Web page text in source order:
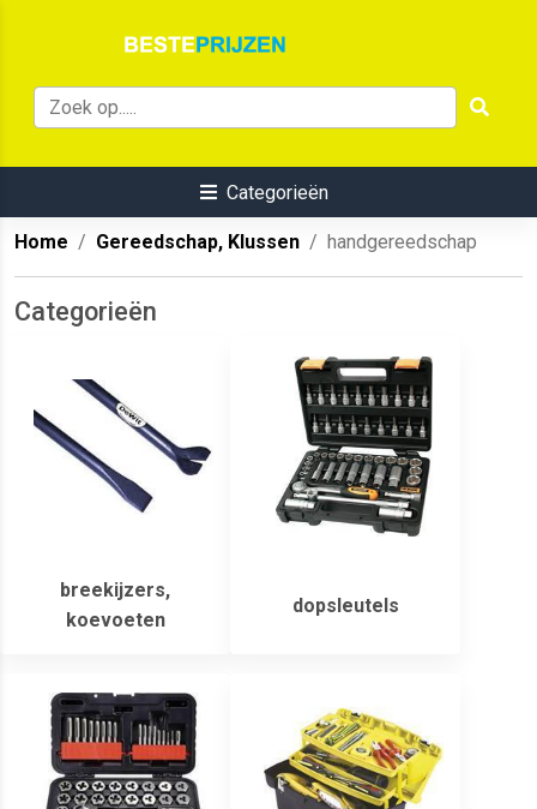
Categorieën
Home Gereedschap, Klussen handgereedschap
Categorieën
breekijzers,
koevoeten
dopsleutels